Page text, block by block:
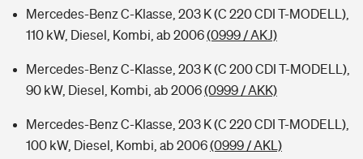
Mercedes-Benz C-Klasse, 203 K (C 220 CDI T-MODELL),
110 kW, Diesel, Kombi, ab 2006(0999 / AKJ)
Mercedes-Benz C-Klasse, 203 K (C 200 CDI T-MODELL),
90 kW, Diesel, Kombi, ab 2006(0999 / AKK)
Mercedes-Benz C-Klasse, 203 K (C 220 CDI T-MODELL),
100 kW, Diesel, Kombi, ab 2006(0999 / AKL)